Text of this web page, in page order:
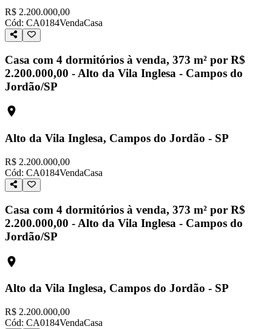
R$ 2.200.000,00
Cód: CA0184VendaCasa
Casa com 4 dormitórios à venda, 373 m² por R$
2.200.000,00 - Alto da Vila Inglesa - Campos do
Jordão/SP
Alto da Vila Inglesa, Campos do Jordão - SP
R$ 2.200.000,00
Cód: CA0184VendaCasa
Casa com 4 dormitórios à venda, 373 m² por R$
2.200.000,00 - Alto da Vila Inglesa - Campos do
Jordão/SP
Alto da Vila Inglesa, Campos do Jordão - SP
R$ 2.200.000,00
Cód: CA0184VendaCasa